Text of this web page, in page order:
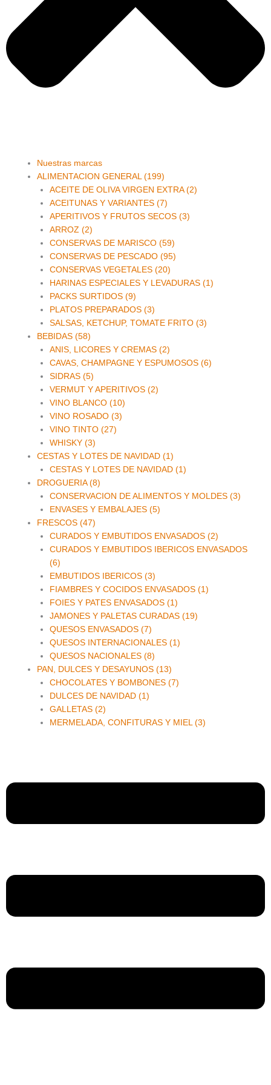
Main
Menu
Nuestras marcas
ALIMENTACION GENERAL (199)
ACEITE DE OLIVA VIRGEN EXTRA (2)
ACEITUNAS Y VARIANTES (7)
APERITIVOS Y FRUTOS SECOS (3)
ARROZ (2)
CONSERVAS DE MARISCO (59)
CONSERVAS DE PESCADO (95)
CONSERVAS VEGETALES (20)
HARINAS ESPECIALES Y LEVADURAS (1)
PACKS SURTIDOS (9)
PLATOS PREPARADOS (3)
SALSAS, KETCHUP, TOMATE FRITO (3)
BEBIDAS (58)
ANIS, LICORES Y CREMAS (2)
CAVAS, CHAMPAGNE Y ESPUMOSOS (6)
SIDRAS (5)
VERMUT Y APERITIVOS (2)
VINO BLANCO (10)
VINO ROSADO (3)
VINO TINTO (27)
WHISKY (3)
CESTAS Y LOTES DE NAVIDAD (1)
CESTAS Y LOTES DE NAVIDAD (1)
DROGUERIA (8)
CONSERVACION DE ALIMENTOS Y MOLDES (3)
ENVASES Y EMBALAJES (5)
FRESCOS (47)
CURADOS Y EMBUTIDOS ENVASADOS (2)
CURADOS Y EMBUTIDOS IBERICOS ENVASADOS
(6)
EMBUTIDOS IBERICOS (3)
FIAMBRES Y COCIDOS ENVASADOS (1)
FOIES Y PATES ENVASADOS (1)
JAMONES Y PALETAS CURADAS (19)
QUESOS ENVASADOS (7)
QUESOS INTERNACIONALES (1)
QUESOS NACIONALES (8)
PAN, DULCES Y DESAYUNOS (13)
CHOCOLATES Y BOMBONES (7)
DULCES DE NAVIDAD (1)
GALLETAS (2)
MERMELADA, CONFITURAS Y MIEL (3)